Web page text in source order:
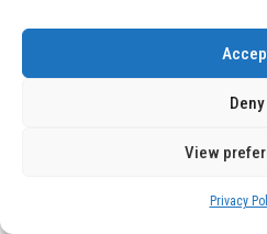
Deny
View
Privacy
01
Vídeo impactante:
grabación cómo
en apenas 5
Motor de 800 W,
ruedas todo